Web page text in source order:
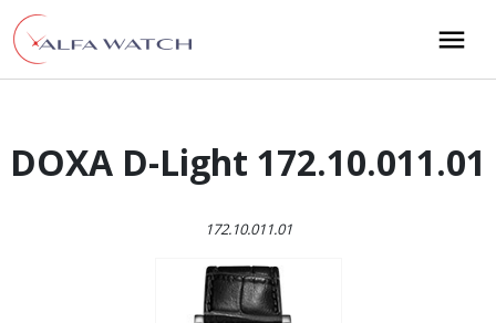
Przejdź do treści
Main Navigation
DOXA D-Light 172.10.011.01
172.10.011.01